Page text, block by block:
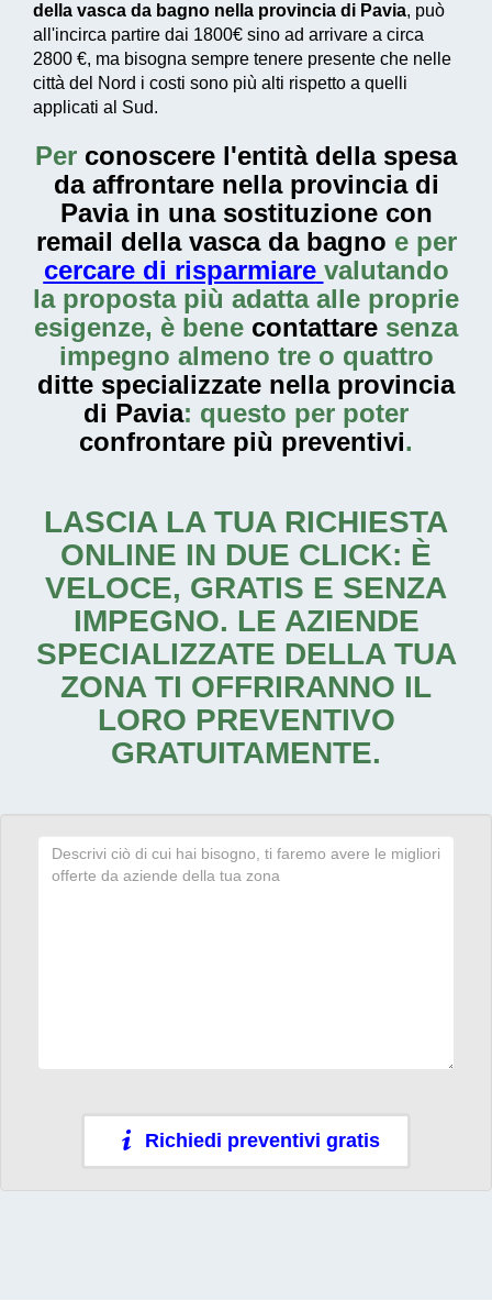
della vasca da bagno nella provincia di Pavia, può
all'incirca partire dai 1800€ sino ad arrivare a circa
2800 €, ma bisogna sempre tenere presente che nelle
città del Nord i costi sono più alti rispetto a quelli
applicati al Sud.
Per conoscere l'entità della spesa
da affrontare nella provincia di
Pavia in una sostituzione con
remail della vasca da bagno e per
cercare di risparmiare valutando
la proposta più adatta alle proprie
esigenze, è bene contattare senza
impegno almeno tre o quattro
ditte specializzate nella provincia
di Pavia: questo per poter
confrontare più preventivi.
LASCIA LA TUA RICHIESTA
ONLINE IN DUE CLICK: È
VELOCE, GRATIS E SENZA
IMPEGNO. LE AZIENDE
SPECIALIZZATE DELLA TUA
ZONA TI OFFRIRANNO IL
LORO PREVENTIVO
GRATUITAMENTE.
Richiedi preventivi gratis